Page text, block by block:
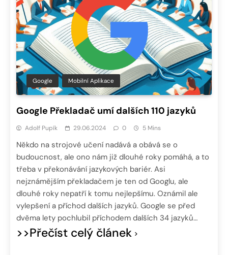
Google Mobilní Aplikace
Google Překladač umí dalších 110 jazyků
Adolf Pupík 29.06.2024 0 5 Mins
Někdo na strojové učení nadává a obává se o
budoucnost, ale ono nám již dlouhé roky pomáhá, a to
třeba v překonávání jazykových bariér. Asi
nejznámějším překladačem je ten od Googlu, ale
dlouhé roky nepatří k tomu nejlepšímu. Oznámil ale
vylepšení a příchod dalších jazyků. Google se před
dvěma lety pochlubil příchodem dalších 34 jazyků…
>>Přečíst celý článek